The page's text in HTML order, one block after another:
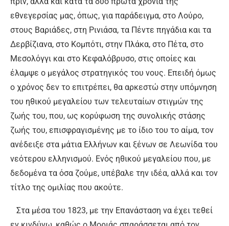
εθνεγερσίας μας, όπως, για παράδειγμα, στο Λούρο,
στους Βαριάδες, στη Ρινιάσα, τα Πέντε πηγάδια και τα
Δερβίζιανα, στο Κομπότι, στην Πλάκα, στο Πέτα, στο
Μεσολόγγι και στο Κεφαλόβρυσο, στις οποίες και
έλαμψε ο μεγάλος στρατηγικός του νους. Επειδή όμως
ο χρόνος δεν το επιτρέπει, θα αρκεστώ στην υπόμνηση
του ηθικού μεγαλείου των τελευταίων στιγμών της
ζωής του, που, ως κορύφωση της συνολικής στάσης
ζωής του, επισφραγισμένης με το ίδιο του το αίμα, τον
ανέδειξε στα μάτια Ελλήνων και ξένων σε Λεωνίδα του
νεότερου ελληνισμού. Ενός ηθικού μεγαλείου που, με
δεδομένα τα όσα ζούμε, υπέβαλε την ιδέα, αλλά και τον
τίτλο της ομιλίας που ακούτε.
Στα μέσα του 1823, με την Επανάσταση να έχει τεθεί